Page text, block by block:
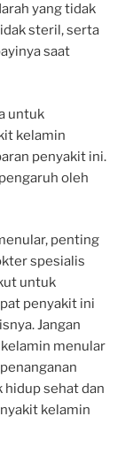
yang tidak
steril, serta
saat
untuk
kelamin
penyakit ini.
oleh
penting
spesialis
untuk
penyakit ini
Jangan
menular
hidup sehat dan
kelamin